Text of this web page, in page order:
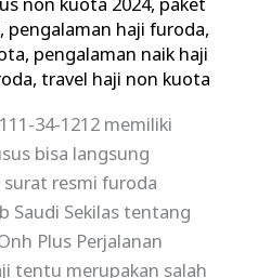
non kuota 2024, paket
, pengalaman haji furoda,
, pengalaman naik haji
,travel haji non kuota
34-1212 memiliki
bisa langsung
resmi furoda
Saudi Sekilas tentang
Plus Perjalanan
tentu merupakan salah